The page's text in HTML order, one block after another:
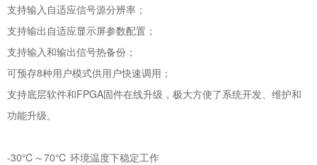
支持输入自适应信号源分辨率；
支持输出自适应显示屏参数配置；
支持输入和输出信号热备份；
可预存8种用户模式供用户快速调用；
支持底层软件和FPGA固件在线升级，极大方便了系统开发、维护和
功能升级。
-30℃～70℃ 环境温度下稳定工作